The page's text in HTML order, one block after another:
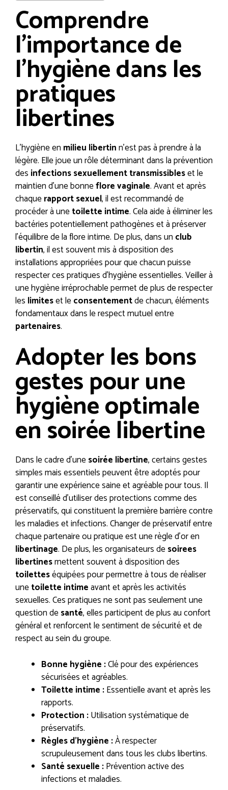
Comprendre
l’importance de
l’hygiène dans les
pratiques
libertines
L’hygiène en milieu libertinn’est pas à prendre à la
légère. Elle joue un rôle déterminant dans la prévention
des infections sexuellement transmissibleset le
maintien d’une bonneflore vaginale. Avant et après
chaquerapport sexuel, il est recommandé de
procéder à unetoilette intime. Cela aide à éliminer les
bactéries potentiellement pathogènes et à préserver
l’équilibre de la flore intime. De plus, dans un club
libertin, il est souvent mis à disposition des
installations appropriées pour que chacun puisse
respecter ces pratiques d’hygiène essentielles. Veiller à
une hygiène irréprochable permet de plus de respecter
les limiteset leconsentementde chacun, éléments
fondamentaux dans le respect mutuel entre
partenaires.
Adopter les bons
gestes pour une
hygiène optimale
en soirée libertine
Dans le cadre d’unesoirée libertine, certains gestes
simples mais essentiels peuvent être adoptés pour
garantir une expérience saine et agréable pour tous. Il
est conseillé d’utiliser des protections comme des
préservatifs, qui constituent la première barrière contre
les maladies et infections. Changer de préservatif entre
chaque partenaire ou pratique est une règle d’or en
libertinage. De plus, les organisateurs desoirees
libertinesmettent souvent à disposition des
toiletteséquipées pour permettre à tous de réaliser
unetoilette intimeavant et après les activités
sexuelles. Ces pratiques ne sont pas seulement une
question desanté, elles participent de plus au confort
général et renforcent le sentiment de sécurité et de
respect au sein du groupe.
Bonne hygiène :Clé pour des expériences
sécurisées et agréables.
Toilette intime :Essentielle avant et après les
rapports.
Protection :Utilisation systématique de
préservatifs.
Règles d’hygiène :À respecter
scrupuleusement dans tous les clubs libertins.
Santé sexuelle :Prévention active des
infections et maladies.